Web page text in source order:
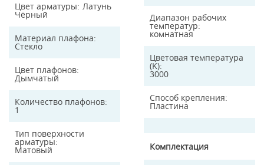
Цвет арматуры Латунь
Чёрный
Материал плафона
Стекло
Цвет плафонов
Дымчатый
Количество плафонов
1
Тип поверхности
арматуры
Матовый
Диапазон рабочих
температур
комнатная
Цветовая температура
(K)
3000
Способ крепления
Пластина
Комплектация